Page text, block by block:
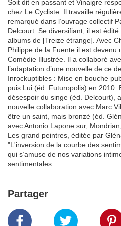
Soit dit en passant et Vinaigre
chez Le Cycliste. Il travaille
remarqué dans l’ouvrage collectif
Delcourt. Se diversifiant, il est
albums de [Treize étrange]. Avec
Philippe de la Fuente il est devenu
Comédie Illustrée. Il a collaboré
l’adaptation d’une nouvelle de ce
Inrockuptibles : Mise en bouche
puis Lui (éd. Futuropolis) en 2010.
désespoir du singe (éd. Delcourt),
nouvelle collaboration avec Marc
être un saint, mais bronzé (éd.
avec Antonio Lapone sur,
Les grand peintres, éditée par
"L'inversion de la courbe des
qui s’amuse de nos variations
sentimentales.
Partager